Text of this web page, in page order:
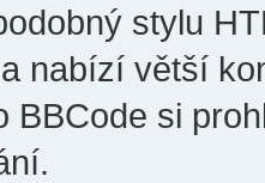
stylu
nabízí větší
BBCode si